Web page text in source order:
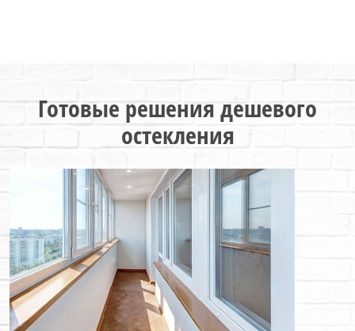
Готовые решения дешевого
остекления